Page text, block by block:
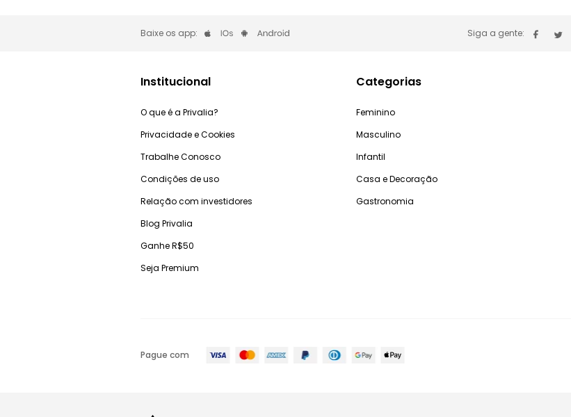
Baixe os app: Siga a gente:
Institucional
O que é a Privalia?
Privacidade e Cookies
Trabalhe Conosco
Condições de uso
Relação com investidores
Blog Privalia
Ganhe R$50
Seja Premium
Categorias
Feminino
Masculino
Infantil
Casa e Decoração
Gastronomia
Pague com